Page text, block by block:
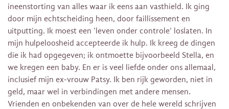
ineenstorting van alles waar ik eens aan vasthield. Ik ging
door mijn echtscheiding heen, door faillissement en
uitputting. Ik moest een ‘leven onder controle’ loslaten. In
mijn hulpeloosheid accepteerde ik hulp. Ik kreeg de dingen
die ik had opgegeven; ik ontmoette bijvoorbeeld Stella, en
we kregen een baby. En er is veel liefde onder ons allemaal,
inclusief mijn ex-vrouw Patsy. Ik ben rijk geworden, niet in
geld, maar wel in verbindingen met andere mensen.
Vrienden en onbekenden van over de hele wereld schrijven